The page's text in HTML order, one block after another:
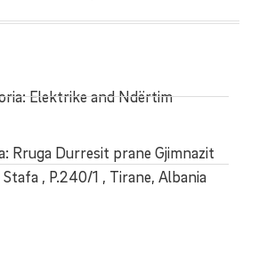
Elektrike and Ndërtim
Rruga Durresit prane Gjimnazit
Stafa , P.240/1 , Tirane, Albania